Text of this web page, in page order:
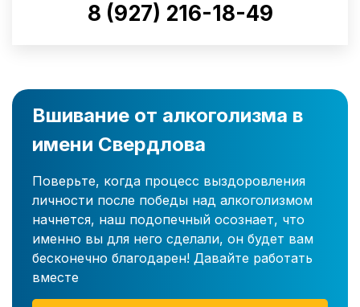
8 (927) 216-18-49
Вшивание от алкоголизма в
имени Свердлова
Поверьте, когда процесс выздоровления
личности после победы над алкоголизмом
начнется, наш подопечный осознает, что
именно вы для него сделали, он будет вам
бесконечно благодарен! Давайте работать
вместе